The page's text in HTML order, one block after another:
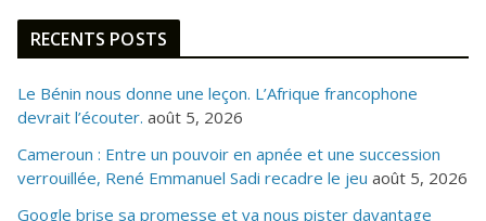
RECENTS POSTS
Le Bénin nous donne une leçon. L’Afrique francophone
devrait l’écouter. août 5, 2026
Cameroun : Entre un pouvoir en apnée et une succession
verrouillée, René Emmanuel Sadi recadre le jeu août 5, 2026
Google brise sa promesse et va nous pister davantage